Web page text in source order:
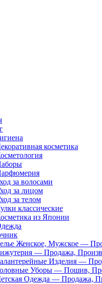
косметика
за волосами
за лицом
за телом
классические
из Японии
Женское, Мужское —
— Продажа,
Изделия —
Уборы — Пошив,
Одежда — Продажа,